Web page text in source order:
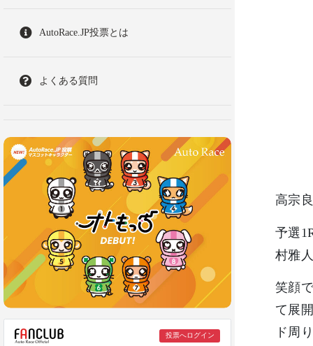
AutoRace.JP投票とは
よくある質問
投票へログイン
高宗
予選
村雅
笑顔
て展
ド周